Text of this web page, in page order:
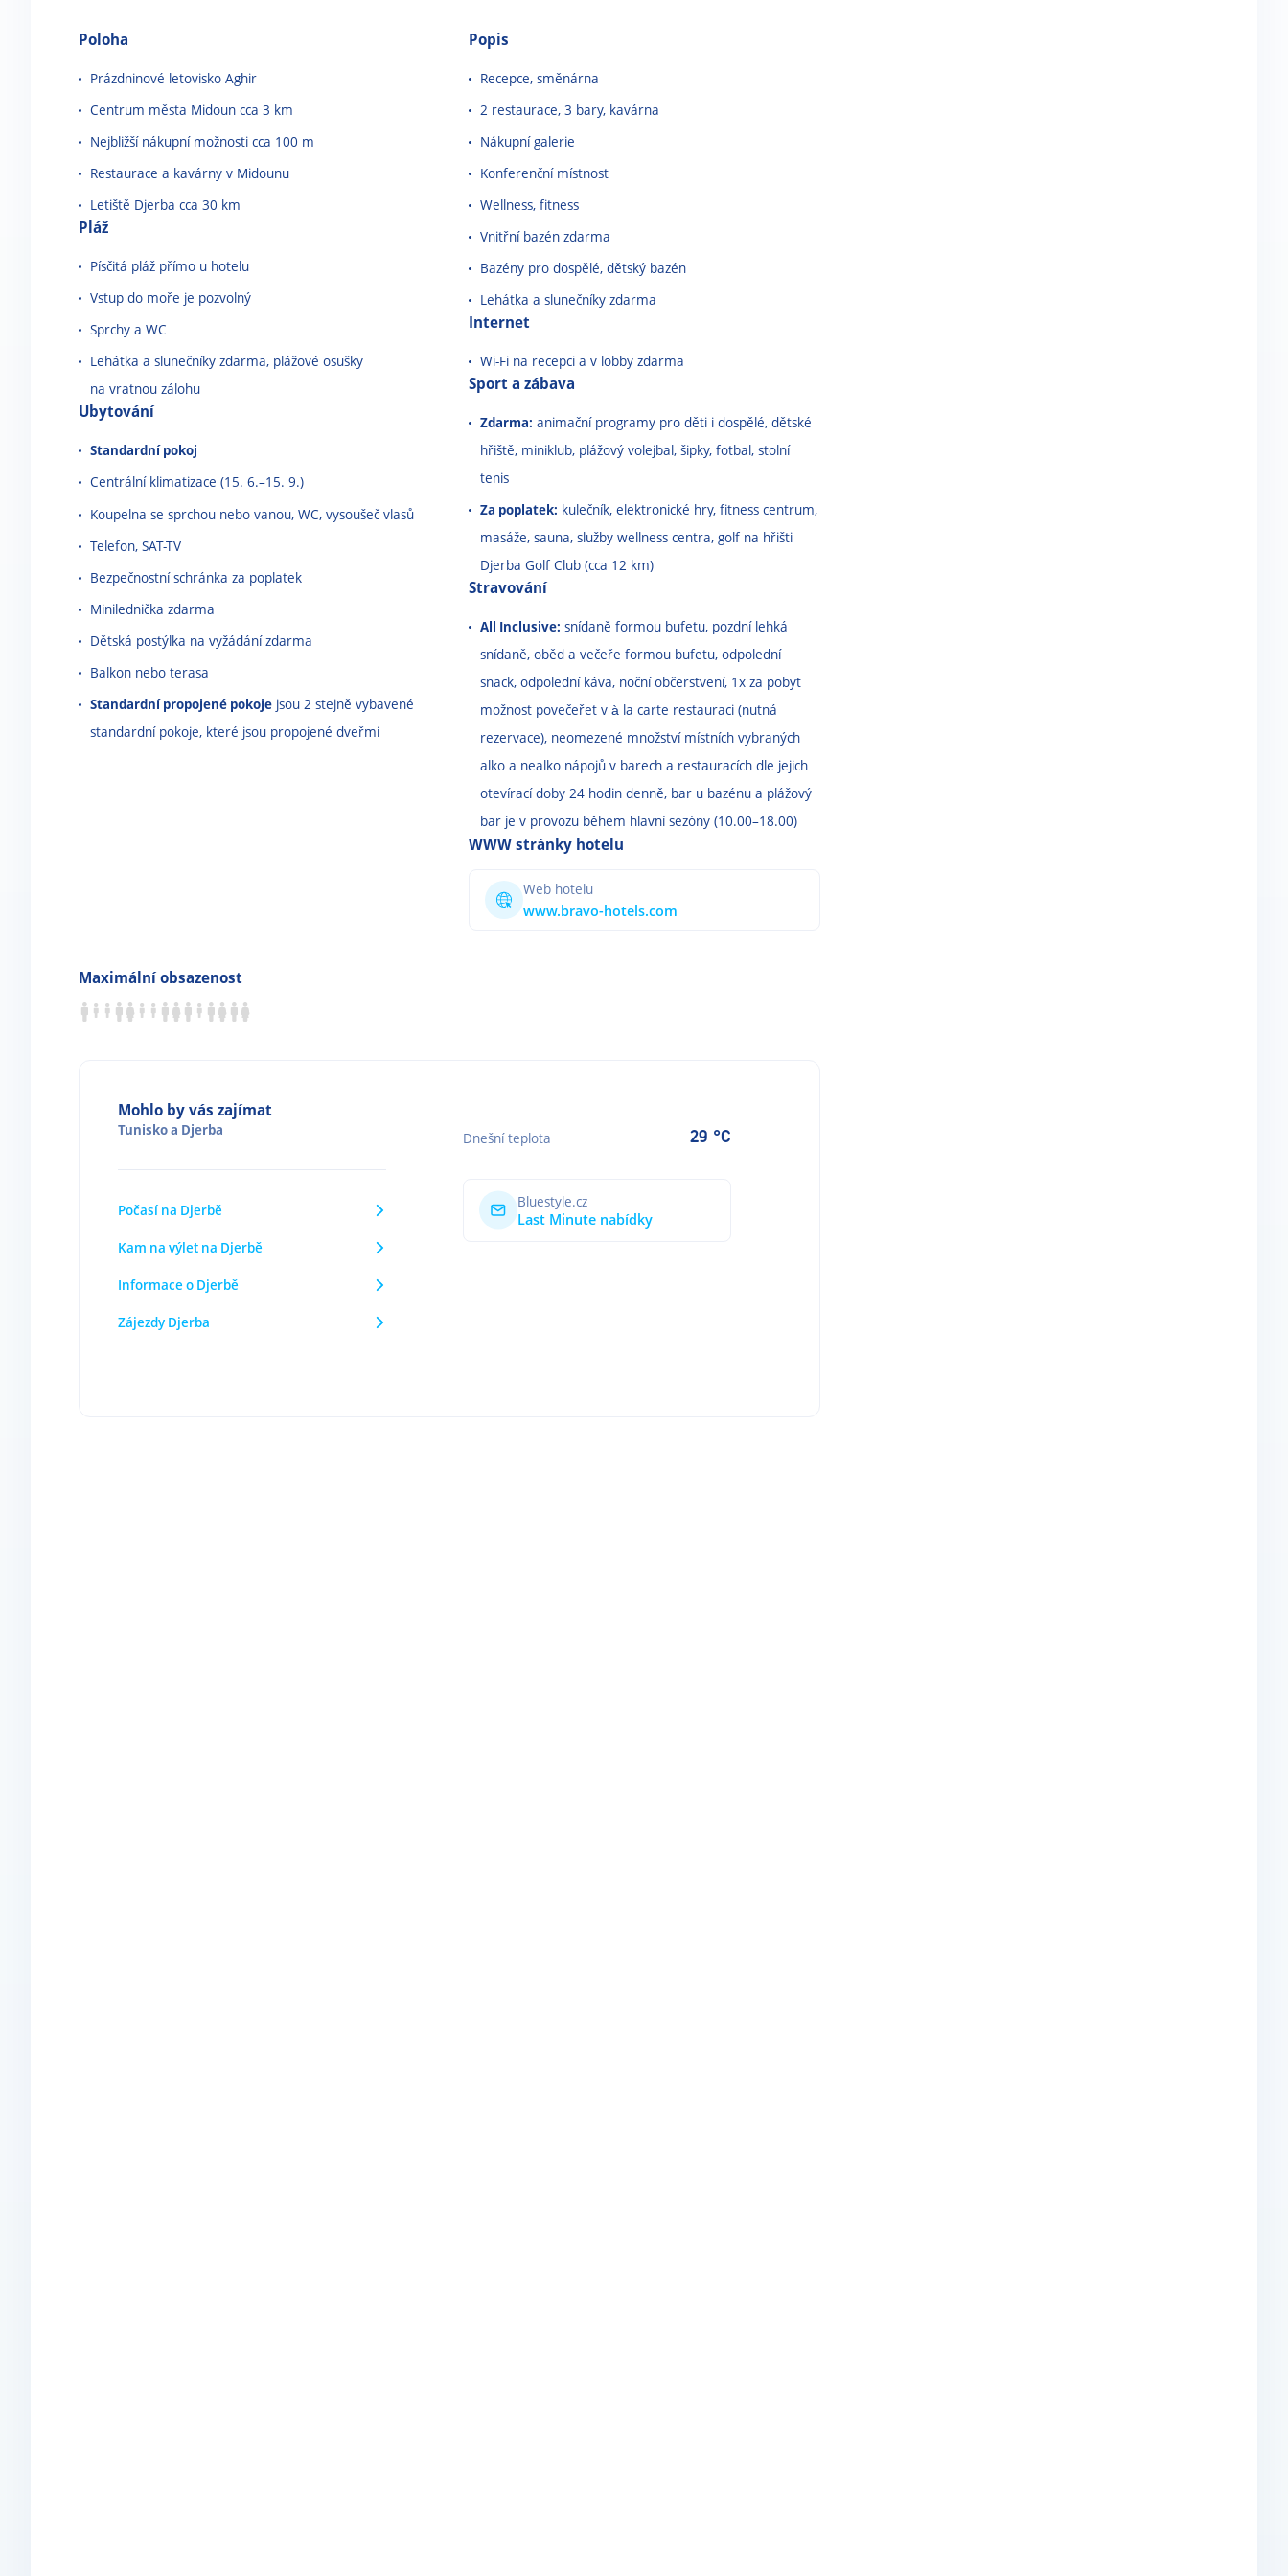
Poloha
Prázdninové letovisko Aghir
Centrum města Midoun cca 3 km
Nejbližší nákupní možnosti cca 100 m
Restaurace a kavárny v Midounu
Letiště Djerba cca 30 km
Pláž
Písčitá pláž přímo u hotelu
Vstup do moře je pozvolný
Sprchy a WC
Lehátka a slunečníky zdarma, plážové osušky
na vratnou zálohu
Ubytování
Standardní pokoj
Centrální klimatizace (15. 6.–15. 9.)
Koupelna se sprchou nebo vanou, WC, vysoušeč vlasů
Telefon, SAT-TV
Bezpečnostní schránka za poplatek
Minilednička zdarma
Dětská postýlka na vyžádání zdarma
Balkon nebo terasa
Standardní propojené pokoje jsou 2 stejně vybavené
standardní pokoje, které jsou propojené dveřmi
Popis
Recepce, směnárna
2 restaurace, 3 bary, kavárna
Nákupní galerie
Konferenční místnost
Wellness, fitness
Vnitřní bazén zdarma
Bazény pro dospělé, dětský bazén
Lehátka a slunečníky zdarma
Internet
Wi-Fi na recepci a v lobby zdarma
Sport a zábava
Zdarma: animační programy pro děti i dospělé, dětské
hřiště, miniklub, plážový volejbal, šipky, fotbal, stolní
tenis
Za poplatek: kulečník, elektronické hry, fitness centrum,
masáže, sauna, služby wellness centra, golf na hřišti
Djerba Golf Club (cca 12 km)
Stravování
All Inclusive: snídaně formou bufetu, pozdní lehká
snídaně, oběd a večeře formou bufetu, odpolední
snack, odpolední káva, noční občerstvení, 1x za pobyt
možnost povečeřet v à la carte restauraci (nutná
rezervace), neomezené množství místních vybraných
alko a nealko nápojů v barech a restauracích dle jejich
otevírací doby 24 hodin denně, bar u bazénu a plážový
bar je v provozu během hlavní sezóny (10.00–18.00)
WWW stránky hotelu
Web hotelu
www.bravo-hotels.com
Maximální obsazenost
Mohlo by vás zajímat
Tuniskoa Djerba
Počasí na Djerbě
Kam na výlet na Djerbě
Informace o Djerbě
Zájezdy Djerba
Dnešní teplota 29 °C
Bluestyle.cz
Last Minute nabídky